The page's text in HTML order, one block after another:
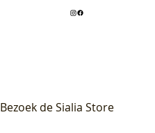
Bezoek de Sialia Store